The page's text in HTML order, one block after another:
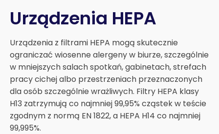
Urządzenia HEPA
Urządzenia z filtrami HEPA mogą skutecznie
ograniczać wiosenne alergeny w biurze, szczególnie
w mniejszych salach spotkań, gabinetach, strefach
pracy cichej albo przestrzeniach przeznaczonych
dla osób szczególnie wrażliwych. Filtry HEPA klasy
H13 zatrzymują co najmniej 99,95% cząstek w teście
zgodnym z normą EN 1822, a HEPA H14 co najmniej
99,995%.